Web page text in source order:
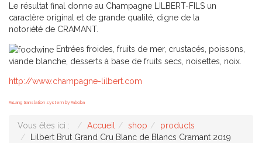
Le résultat final donne au Champagne LILBERT-FILS un
caractère original et de grande qualité, digne de la
notoriété de CRAMANT.
Entrées froides, fruits de mer, crustacés, poissons,
viande blanche, desserts à base de fruits secs, noisettes, noix.
http://www.champagne-lilbert.com
FaLang translation system by Faboba
Vous êtes ici : Accueil shop
products
Lilbert Brut Grand Cru Blanc de Blancs Cramant 2019